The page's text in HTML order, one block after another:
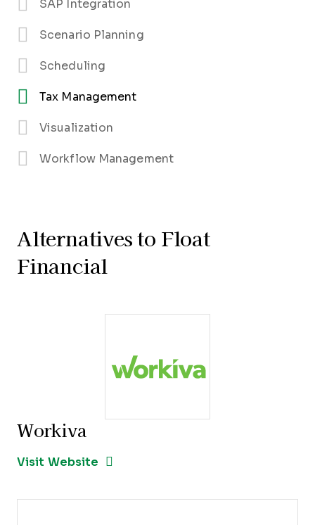
SAP Integration
Scenario Planning
Scheduling
Tax Management
Visualization
Workflow Management
Alternatives to Float
Financial
Workiva
Visit Website Opens New Window